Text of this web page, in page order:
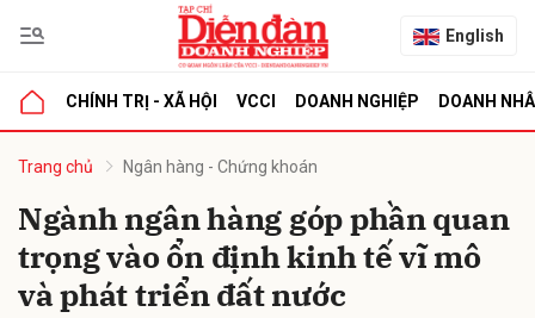
English
CHÍNH TRỊ - XÃ HỘI VCCI DOANH NGHIỆP DOANH
Trang chủ Ngân hàng - Chứng khoán
Ngành ngân hàng góp phần quan
trọng vào ổn định kinh tế vĩ mô
và phát triển đất nước
luận